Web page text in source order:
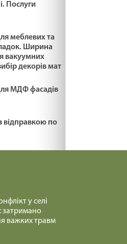
Послуги
меблевих та
Ширина
вакуумних
декорів мат
МДФ фасадів
відправкою по
у селі
затримано
важких травм